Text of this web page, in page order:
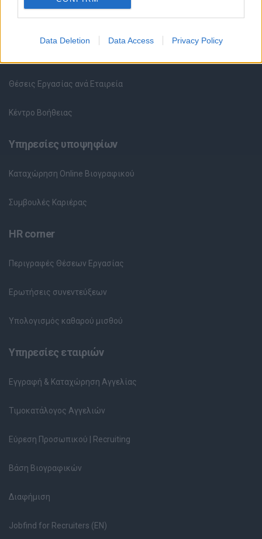
Data Deletion Data Access Privacy Policy
Θέσεις Εργασίας ανά Εταιρεία
Κέντρο Βοήθειας
Υπηρεσίες υποψηφίων
Καταχώρηση Online Βιογραφικού
Συμβουλές Καριέρας
HR corner
Περιγραφές Θέσεων Εργασίας
Ερωτήσεις συνεντεύξεων
Υπολογισμός καθαρού μισθού
Υπηρεσίες εταιριών
Εγγραφή & Καταχώρηση Αγγελίας
Τιμοκατάλογος Αγγελιών
Εύρεση Προσωπικού | Recruiting
Βάση Βιογραφικών
Διαφήμιση
Jobfind for Recruiters (EN)